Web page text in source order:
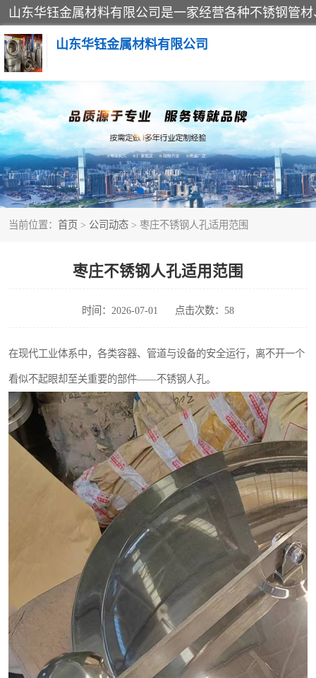
山东华钰金属材料有限公司
当前位置： 首页 > 公司动态 > 枣庄不锈钢人孔适用范围
枣庄不锈钢人孔适用范围
时间：2026-07-01 点击次数：58
在现代工业体系中，各类容器、管道与设备的安全运行，离不开一个
看似不起眼却至关重要的部件——不锈钢人孔。
不锈钢管
管件标准件
不锈钢人孔
不锈钢角钢